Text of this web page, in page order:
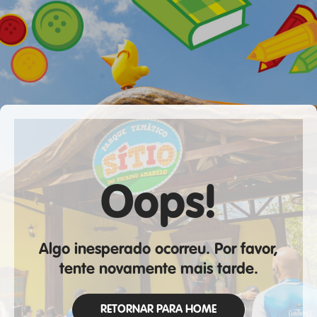
Oops!
Algo inesperado ocorreu. Por favor,
tente novamente mais tarde.
RETORNAR PARA HOME